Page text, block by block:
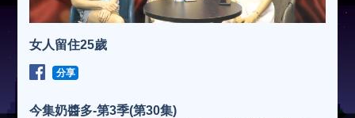
女人留住25歲
分享
今集奶醬多-第3季(第30集)